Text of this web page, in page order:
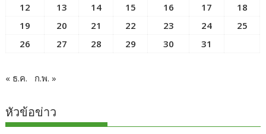
12
13 14 15 16 17
18
19
20 21 22 23 24
25
26
27 28 29 30 31
« ธ.ค. ก.พ. »
หัวข้อข่าว